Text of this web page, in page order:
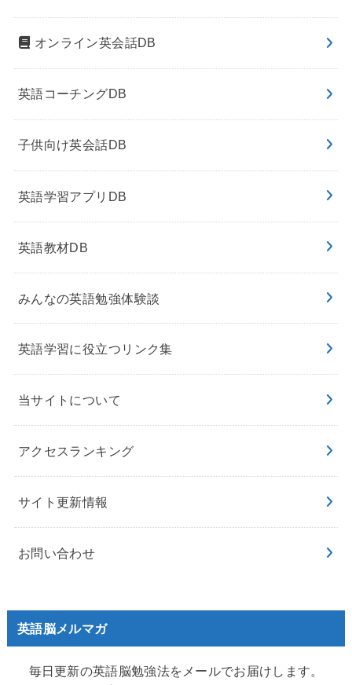
オンライン英会話DB
英語コーチングDB
子供向け英会話DB
英語学習アプリDB
英語教材DB
みんなの英語勉強体験談
英語学習に役立つリンク集
当サイトについて
アクセスランキング
サイト更新情報
お問い合わせ
英語脳メルマガ
毎日更新の英語脳勉強法をメールでお届けします。